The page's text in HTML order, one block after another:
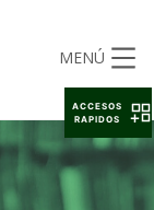
MENÚ
ACCESOS
RAPIDOS